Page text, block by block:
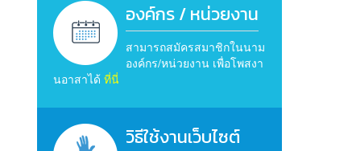
องค์กร / หน่วยงาน
สามารถสมัครสมาชิกในนาม
องค์กร/หน่วยงาน เพื่อโพสงา
นอาสาได้ ที่นี่
วิธีใช้งานเว็บไซต์